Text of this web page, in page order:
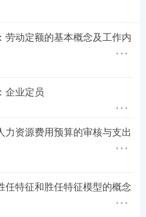
劳动定额的基本概念及工作内
企业定员
力资源费用预算的审核与支出
任特征和胜任特征模型的概念